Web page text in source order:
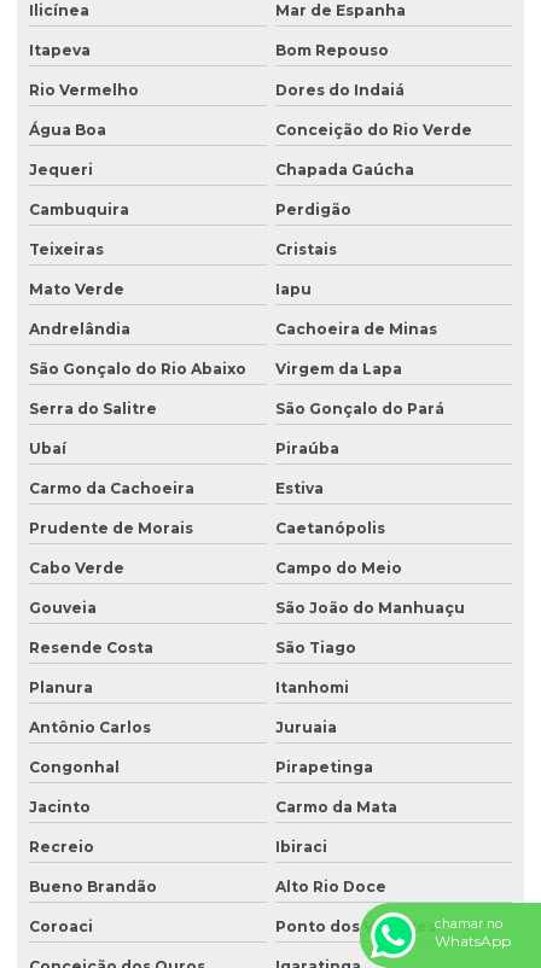
Ilicínea Mar de Espanha
Itapeva Bom Repouso
Rio Vermelho Dores do Indaiá
Água Boa Conceição do Rio Verde
Jequeri Chapada Gaúcha
Cambuquira Perdigão
Teixeiras Cristais
Mato Verde Iapu
Andrelândia Cachoeira de Minas
São Gonçalo do Rio Abaixo Virgem da Lapa
Serra do Salitre São Gonçalo do Pará
Ubaí Piraúba
Carmo da Cachoeira Estiva
Prudente de Morais Caetanópolis
Cabo Verde Campo do Meio
Gouveia São João do Manhuaçu
Resende Costa São Tiago
Planura Itanhomi
Antônio Carlos Juruaia
Congonhal Pirapetinga
Jacinto Carmo da Mata
Recreio Ibiraci
Bueno Brandão Alto Rio Doce
Coroaci Ponto dos Volanteschamar no
WhatsApp